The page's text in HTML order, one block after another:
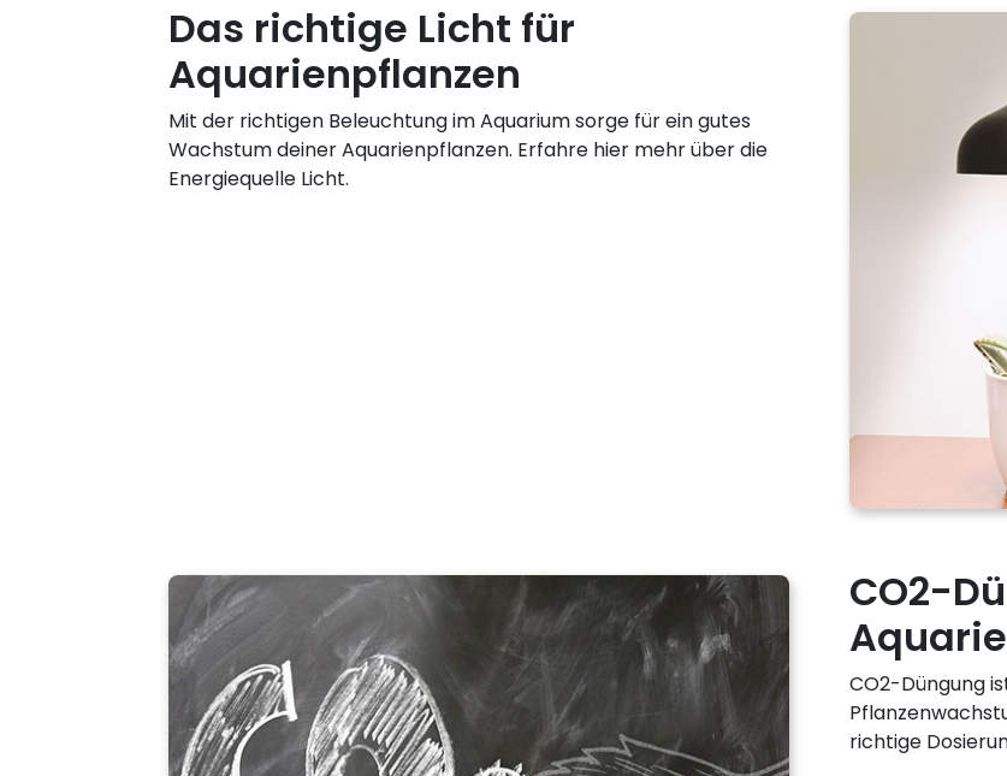
Das richtige Licht für
Aquarienpflanzen
Mit der richtigen Beleuchtung im Aquarium sorge für ein gutes
Wachstum deiner Aquarienpflanzen. Erfahre hier mehr über die
Energiequelle Licht.
CO2-
CO2-Düngung
richtige